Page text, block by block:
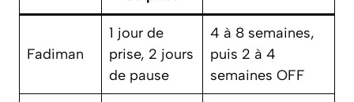
Fadiman
1 jour de
prise, 2 jours
de pause
4 à 8 semaines,
puis 2 à 4
semaines OFF